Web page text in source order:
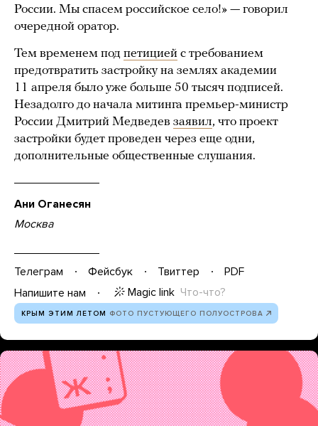
России. Мы спасем российское село!» — говорил
очередной оратор.
Тем временем под петицией с требованием
предотвратить застройку на землях академии
11 апреля было уже больше 50 тысяч подписей.
Незадолго до начала митинга премьер-министр
России Дмитрий Медведев заявил, что проект
застройки будет проведен через еще одни,
дополнительные общественные слушания.
Ани Оганесян
Москва
Телеграм Фейсбук Твиттер
PDF
Напишите нам
Magic link Что-что?
КРЫМ ЭТИМ ЛЕТОМ ФОТО ПУСТУЮЩЕГО ПОЛУОСТРОВА